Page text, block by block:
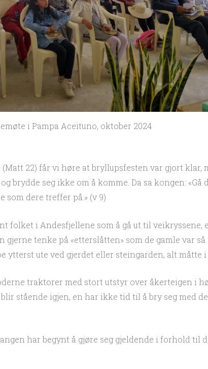
i Pampa Aceituno, oktober 2024
22) får vi høre at bryllupsfesten var gjort klar,
brydde seg ikke om å komme. Da sa kongen: «Gå
dere treffer på.» (v 9)
folket i Andesfjellene som å gå ut til veikryssene,
tenke på «etterslåtten» som de gamle var så
ytterst ute ved gjerdet eller steingarden, alt måtte i
traktorer med stort utstyr over åkerteigen i
stående igjen, en har ikke tid til å bry seg med
har begynt å gjøre seg gjeldende i forhold til